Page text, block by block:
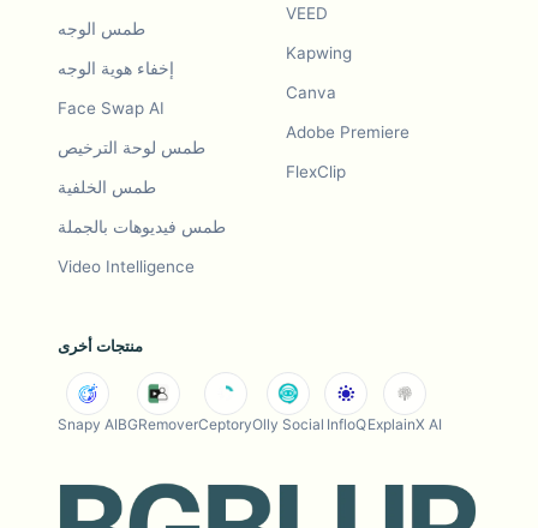
طمس الوجه
إخفاء هوية الوجه
Face Swap AI
طمس لوحة الترخيص
طمس الخلفية
طمس فيديوهات بالجملة
Video Intelligence
VEED
Kapwing
Canva
Adobe Premiere
FlexClip
منتجات أخرى
Snapy AIBGRemoverCeptoryOlly Social InfloQExplainX AI